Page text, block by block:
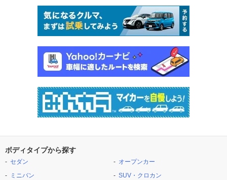
ボディタイプから探す
セダン
ミニバン
オープンカー
SUV・クロカン